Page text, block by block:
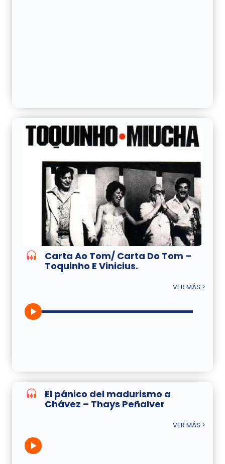
Carta Ao Tom/ Carta Do Tom –
Toquinho E Vinicius.
VER MÁS >
El pánico del madurismo a
Chávez – Thays Peñalver
VER MÁS >